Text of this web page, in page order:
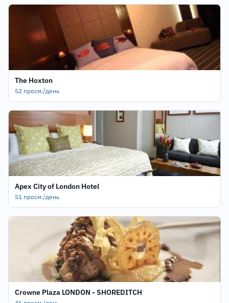
The Hoxton
52 просм./день
Apex City of London Hotel
51 просм./день
Crowne Plaza LONDON - SHOREDITCH